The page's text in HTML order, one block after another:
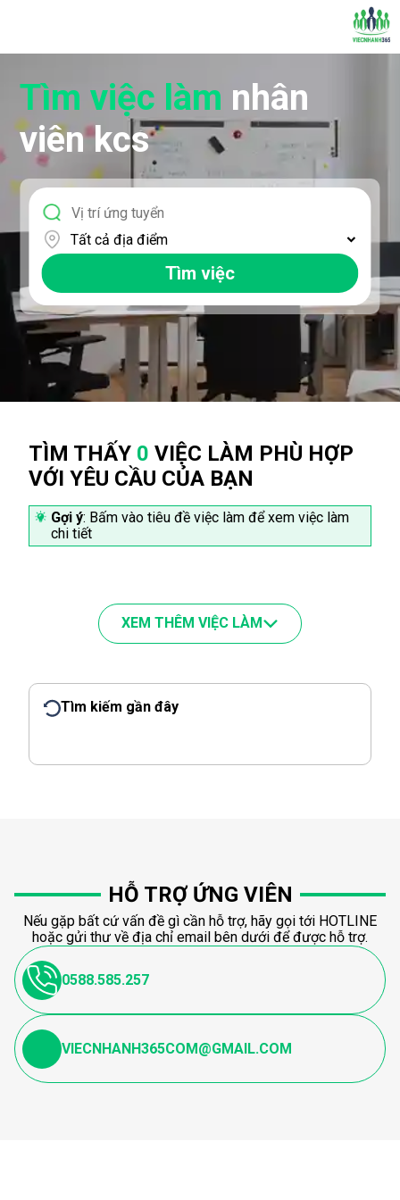
Tìm việc làm nhân
viên kcs
Tìm việc
TÌM THẤY 0 VIỆC LÀM PHÙ HỢP
VỚI YÊU CẦU CỦA BẠN
Gợi ý: Bấm vào tiêu đề việc làm để xem việc làm
chi tiết
XEM THÊM VIỆC LÀM
Tìm kiếm gần đây
HỖ TRỢ ỨNG VIÊN
Nếu gặp bất cứ vấn đề gì cần hỗ trợ, hãy gọi tới HOTLINE
hoặc gửi thư về địa chỉ email bên dưới để được hỗ trợ.
0588.585.257
VIECNHANH365COM@GMAIL.COM